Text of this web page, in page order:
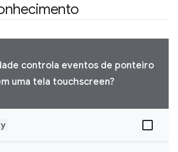
controla eventos de ponteiro
uma tela touchscreen?